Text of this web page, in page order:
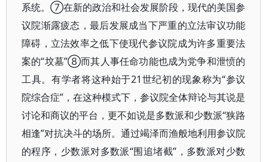
系统。⑦在新的政治和社会发展阶段，现代的美国参
议院渐露疲态，最后发展成当下严重的立法审议功能
障碍，立法效率之低下使现代参议院成为许多重要法
案的“坟墓”⑧而其人事任命功能也成为党争和泄愤的
工具。有学者将这种始于21世纪初的现象称为“参议
院综合症”，在这种模式下，参议院全体辩论与其说是
讨论和商议的平台，更不如说是多数派和少数派“狭路
相逢”对抗决斗的场所。通过竭泽而渔般地利用参议院
的程序，少数派对多数派“围追堵截”，多数派对少数